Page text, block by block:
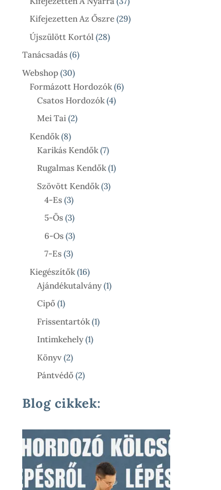
Termék
Kifejezetten Az Őszre 2929
Újszülött Kortól 2828
Tanácsadás 66
Webshop 3030
Termék
Formázott Hordozók 66
Csatos Hordozók 44
Mei Tai 22
Kendők 88
Termék
Karikás Kendők 77
Termék
Rugalmas Kendők 11
Szövött Kendők 33
4-Es 33
Termék
5-Ös 33
Termék
6-Os 33
Termék
7-Es 33
Termék
Kiegészítők 1616
Termék
Ajándékutalvány 11
Cipő 11
Termék
Frissentartók 11
Intimkehely 11
Könyv 22
Termék
Pántvédő 22
Blog cikkek: